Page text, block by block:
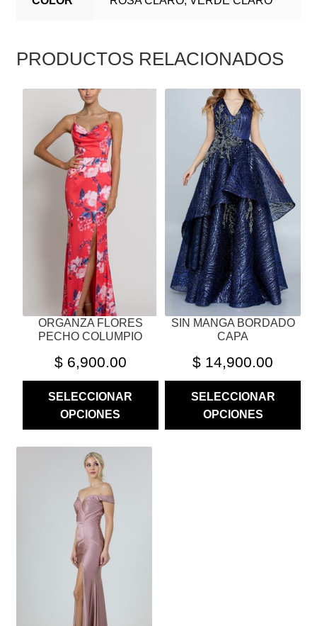
PRODUCTOS RELACIONADOS
ORGANZA FLORES
PECHO COLUMPIO
$6,900.00
SELECCIONAR
OPCIONES
PRODUCTO
TIENE
MÚLTIPLES
VARIANTES.
OPCIONES
PUEDEN
PÁGINA
SIN MANGA BORDADO
CAPA
$ 14,900.00
SELECCIONAR
OPCIONES
PRODUCTO
MÚLTIPLES
VARIANTES.
LAS
OPCIONES
PUEDEN
ELEGIR
EN
LA
PÁGINA
DE
MÚLTIPLES
VARIANTES.
OPCIONES